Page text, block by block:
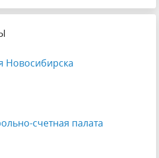
Новосибирска
счетная палата